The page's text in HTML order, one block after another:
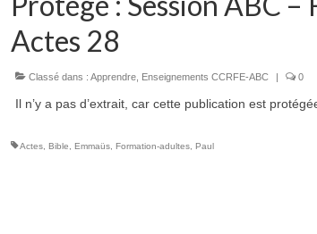
Actes 28
Classé dans : Apprendre, Enseignements CCRFE-ABC | 0
Il n’y a pas d’extrait, car cette publication est
Actes, Bible Emmaüs, Formation-adultes, Paul